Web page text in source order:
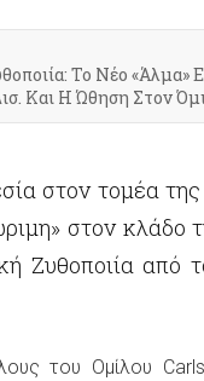
Το Νέο «Άλμα»
Και Η Ώθηση Στον
στον τομέα της
στον κλάδο
Ζυθοποιία από
του Ομίλου